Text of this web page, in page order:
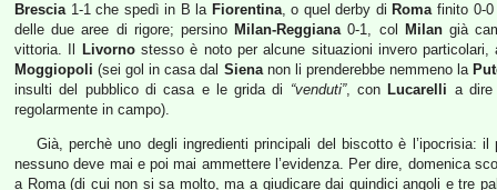
Brescia1-1 che spedì in B la Fiorentina, o quel derby di Romafinito 0-0
delle due aree di rigore; persino Milan-Reggiana0-1, col Milangià
vittoria. Il
Livornostesso è noto per alcune situazioni invero
Moggiopoli (sei gol in casa dal Sienanon li prenderebbe nemmeno la
insulti del pubblico di casa e le grida di “venduti”, con Lucarelli a
regolarmente in campo).
Già, perchè uno degli ingredienti principali del biscotto è l’ipocrisia:
nessuno deve mai e poi mai ammettere l’evidenza. Per dire, domenica
a Roma (di cui non si sa molto, ma a giudicare dai quindici angoli e tre